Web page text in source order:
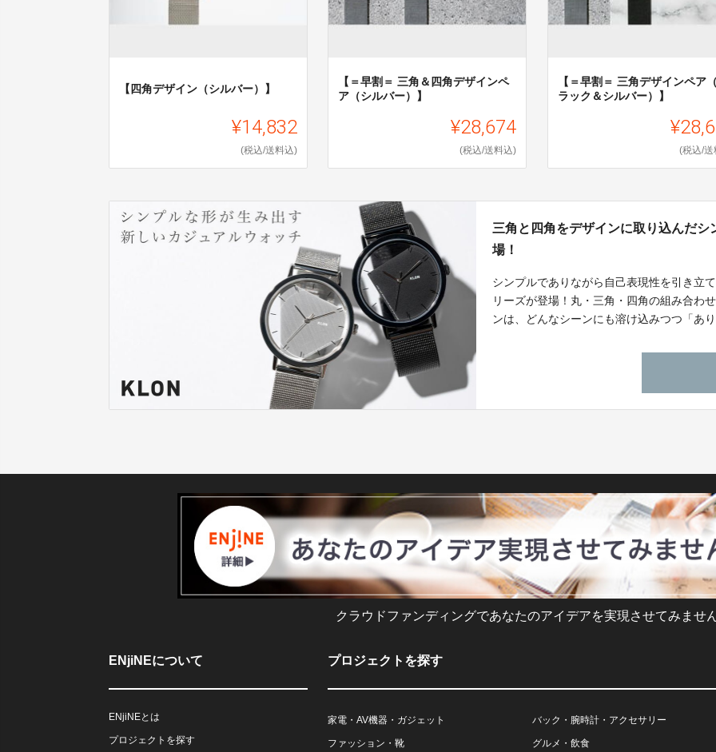
【四角デザイン（シルバー）】
¥14,832
(税込/送料込)
【＝早割＝ 三角＆四角デザインペ
ア（シルバー）】
¥28,674
(税込/送料込)
【＝早割＝ 三角デザインペア
ラック＆シルバー）】
(税込/送
三角と四角をデザインに取り込んだ
場！
シンプルでありながら自己表現性を引き立
リーズが登場！丸・三角・四角の組み合わ
ンは、どんなシーンにも溶け込みつつ「あ
クラウドファンディングであなたのアイデアを実現させてみませ
ENjiNEについて
ENjiNEとは
プロジェクトを探す
プロジェクトを探す
家電・AV機器・ガジェット バック・腕時計・アクセサリー
ファッション・靴 グルメ・飲食